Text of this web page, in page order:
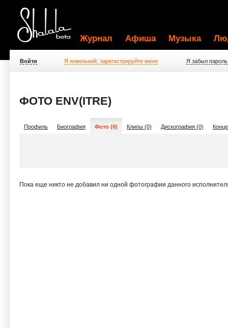
Журнал Афиша Музыка
Войти Я новенький, зарегистрируйте меня Я забыл пароль
ФОТО ENV(ITRE)
Профиль Биография Фото (0) Клипы (0) Дискография (0)
Пока еще никто не добавил ни одной фотографии данного